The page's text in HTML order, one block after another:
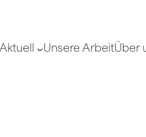
Unsere ArbeitÜber